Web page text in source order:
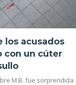
los acusados
con un cúter
M.B. fue sorprendida